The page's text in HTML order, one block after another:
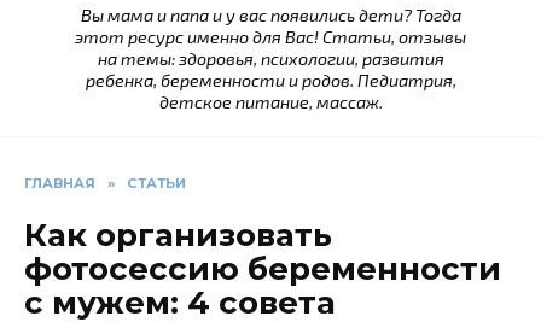
Вы мама и папа и у вас появились дети? Тогда
этот ресурс именно для Вас! Статьи, отзывы
на темы: здоровья, психологии, развития
ребенка, беременности и родов. Педиатрия,
детское питание, массаж.
ГЛАВНАЯ » СТАТЬИ
Как организовать
фотосессию беременности
с мужем: 4 совета